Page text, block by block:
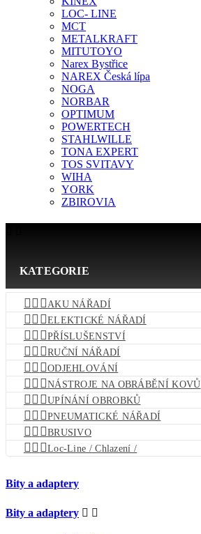
LOC- LINE
MCT
METALKRAFT
MITUTOYO
Narex Bystřice
NAREX Česká lípa
NOGA
NORBAR
OPTIMUM
POWERTECH
STAHLWILLE
TONA EXPERT
TOS SVITAVY
WIHA
YORK
ZBIROVIA
KATEGORIE
  AKU NÁŘADÍ
 ELEKTICKÉ NÁŘADÍ
 PŘÍSLUŠENSTVÍ
 RUČNÍ NÁŘADÍ
 ODJEHLOVÁNÍ
 NÁSTROJE NA OBRÁBĚNÍ KOVŮ
 UPÍNÁNÍ OBROBKŮ
 PNEUMATICKÉ NÁŘADÍ
 BRUSIVO
 Loc-Line / Chlazení /
Bity a adaptery
Bity a adaptery  